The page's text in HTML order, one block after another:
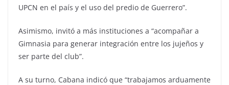
UPCN en el país y el uso del predio de Guerrero”.
Asimismo, invitó a más instituciones a “acompañar a
Gimnasia para generar integración entre los jujeños y
ser parte del club”.
A su turno, Cabana indicó que “trabajamos arduamente